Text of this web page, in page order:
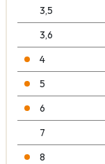
3,5
3,6
4
5
6
7
8